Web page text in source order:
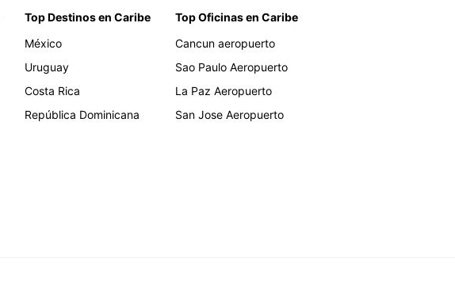
Top Destinos en Caribe
México
Uruguay
Costa Rica
República Dominicana
Top Oficinas en Caribe
Cancun aeropuerto
Sao Paulo Aeropuerto
La Paz Aeropuerto
San Jose Aeropuerto